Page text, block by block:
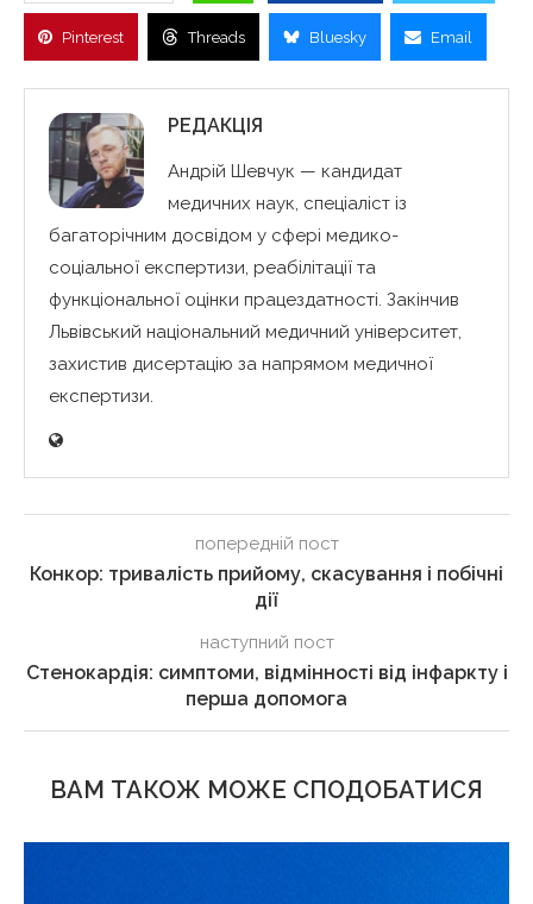
Pinterest Threads Bluesky Email
РЕДАКЦІЯ
Андрій Шевчук — кандидат
медичних наук, спеціаліст із
багаторічним досвідом у сфері медико-
соціальної експертизи, реабілітації та
функціональної оцінки працездатності. Закінчив
Львівський національний медичний університет,
захистив дисертацію за напрямом медичної
експертизи.
попередній пост
Конкор: тривалість прийому, скасування і побічні
дії
наступний пост
Стенокардія: симптоми, відмінності від інфаркту і
перша допомога
ВАМ ТАКОЖ МОЖЕ СПОДОБАТИСЯ